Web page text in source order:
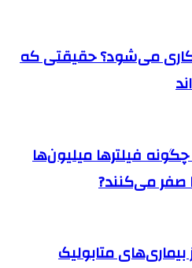
می‌شود؟ حقیقتی که
فیلترها میلیون‌ها
صفر می‌کنند?
متابولیک